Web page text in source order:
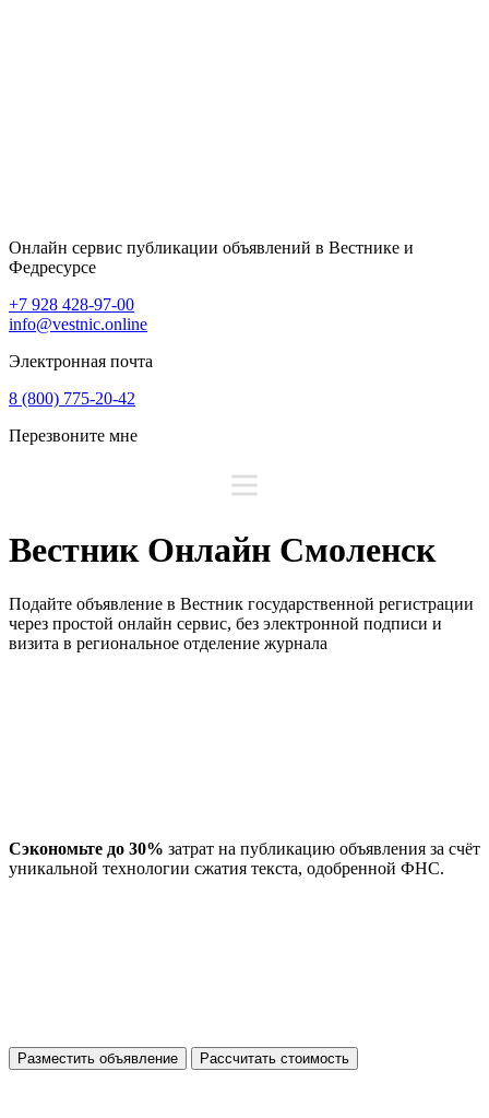
Онлайн сервис публикации объявлений в Вестнике и
Федресурсе
+7 928 428-97-00
info@vestnic.online
Электронная почта
8 (800) 775-20-42
Перезвоните мне
Вестник Онлайн Смоленск
Подайте объявление в Вестник государственной регистрации
через простой онлайн сервис, без электронной подписи и
визита в региональное отделение журнала
Сэкономьте до 30% затрат на публикацию объявления за счёт
уникальной технологии сжатия текста, одобренной ФНС.
Разместить объявление Рассчитать стоимость